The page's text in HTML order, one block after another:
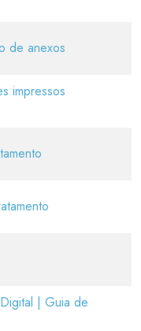
de anexos
impressos
| Guia de